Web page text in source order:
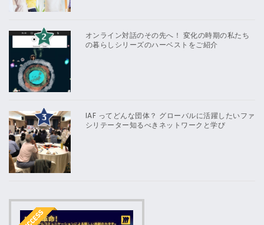
オンライン対話のその先へ！ 変化の時期の私たち
の暮らしシリーズのハーベストをご紹介
IAF ってどんな団体？ グローバルに活躍したいファ
シリテーター知るべきネットワークと学び